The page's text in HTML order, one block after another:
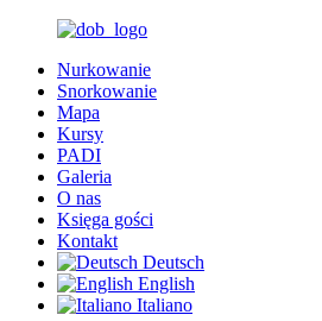
Nurkowanie
Snorkowanie
Mapa
Kursy
PADI
Galeria
O nas
Księga gości
Kontakt
Deutsch
English
Italiano